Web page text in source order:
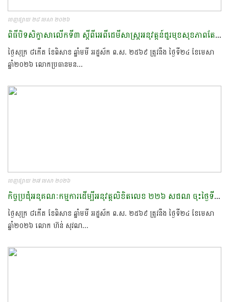
ចេញផ្សាយ ២៨ មេសា ២០២៦
ពិធីបិទសិក្ខាសាលើកទី៣ ស្តីពីអេពីដេមីសាស្ត្រអនុវត្តន៍ជួរមុខសុខភាពតែមួយ ជំនាន់ទី៣​
ថ្ងៃសុក្រ ៨កើត ខែពិសាខ ឆ្នាំមមី អដ្ឋស័ក ព.ស. ២៥៦៩ ត្រូវនឹង ថ្ងៃទី២៤ ខែមេសា
ឆ្នាំ២០២៦​ លោកប្រធានមន...
ចេញផ្សាយ ២៧ មេសា ២០២៦
កិច្ចប្រជុំអនុគណៈកម្មការដើម្បីអនុវត្តលិខិតលេខ ២២៦ សជណ ចុះថ្ងៃទី ១១ ខែកុម្ភៈ ឆ្នាំ២០២៥ របស់ទីស្ដីការគណៈរដ្ឋមន្ត្រី​
ថ្ងៃសុក្រ ៨កើត ខែពិសាខ ឆ្នាំមមី អដ្ឋស័ក ព.ស. ២៥៦៩ ត្រូវនឹង ថ្ងៃទី២៤ ខែមេសា
ឆ្នាំ២០២៦​ លោក ហ៊ន់ សុវណ...